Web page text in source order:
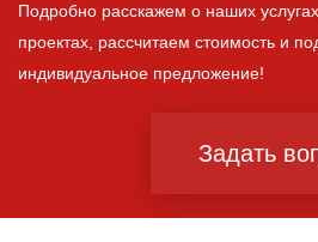
Подробно расскажем о наших
проектах, рассчитаем стоимость и
индивидуальное предложение!
Задать